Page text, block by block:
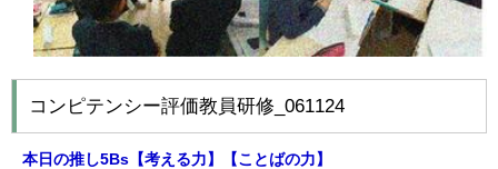
コンピテンシー評価教員研修_061124
本日の推し5Bs【考える力】【ことばの力】